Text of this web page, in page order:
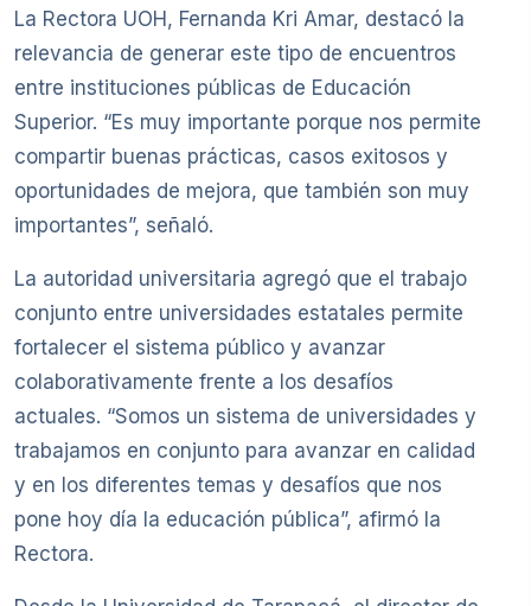
La Rectora UOH, Fernanda Kri Amar, destacó la
relevancia de generar este tipo de encuentros
entre instituciones públicas de Educación
Superior. “Es muy importante porque nos permite
compartir buenas prácticas, casos exitosos y
oportunidades de mejora, que también son muy
importantes”, señaló.
La autoridad universitaria agregó que el trabajo
conjunto entre universidades estatales permite
fortalecer el sistema público y avanzar
colaborativamente frente a los desafíos
actuales. “Somos un sistema de universidades y
trabajamos en conjunto para avanzar en calidad
y en los diferentes temas y desafíos que nos
pone hoy día la educación pública”, afirmó la
Rectora.